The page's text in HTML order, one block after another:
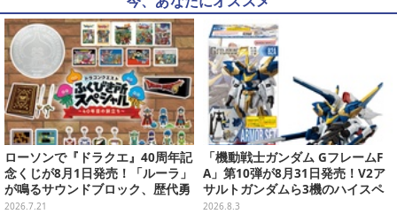
ローソンで『ドラクエ』40周年記
念くじが8月1日発売！「ルーラ」
が鳴るサウンドブロック、歴代勇
者＆スライムのフィギュアなど、
2026.7.21
「機動戦士ガンダム GフレームF
A」第10弾が8月31日発売！V2ア
サルトガンダムら3機のハイスペ
ック可動フィギュア
2026.8.3